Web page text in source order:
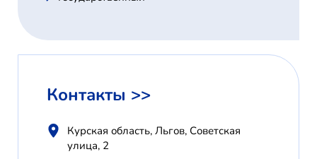
Контакты >>
Курская область, Льгов, Советская
улица, 2